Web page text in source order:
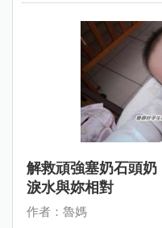
解救頑強塞奶石頭奶
淚水與妳相對
作者：魯媽